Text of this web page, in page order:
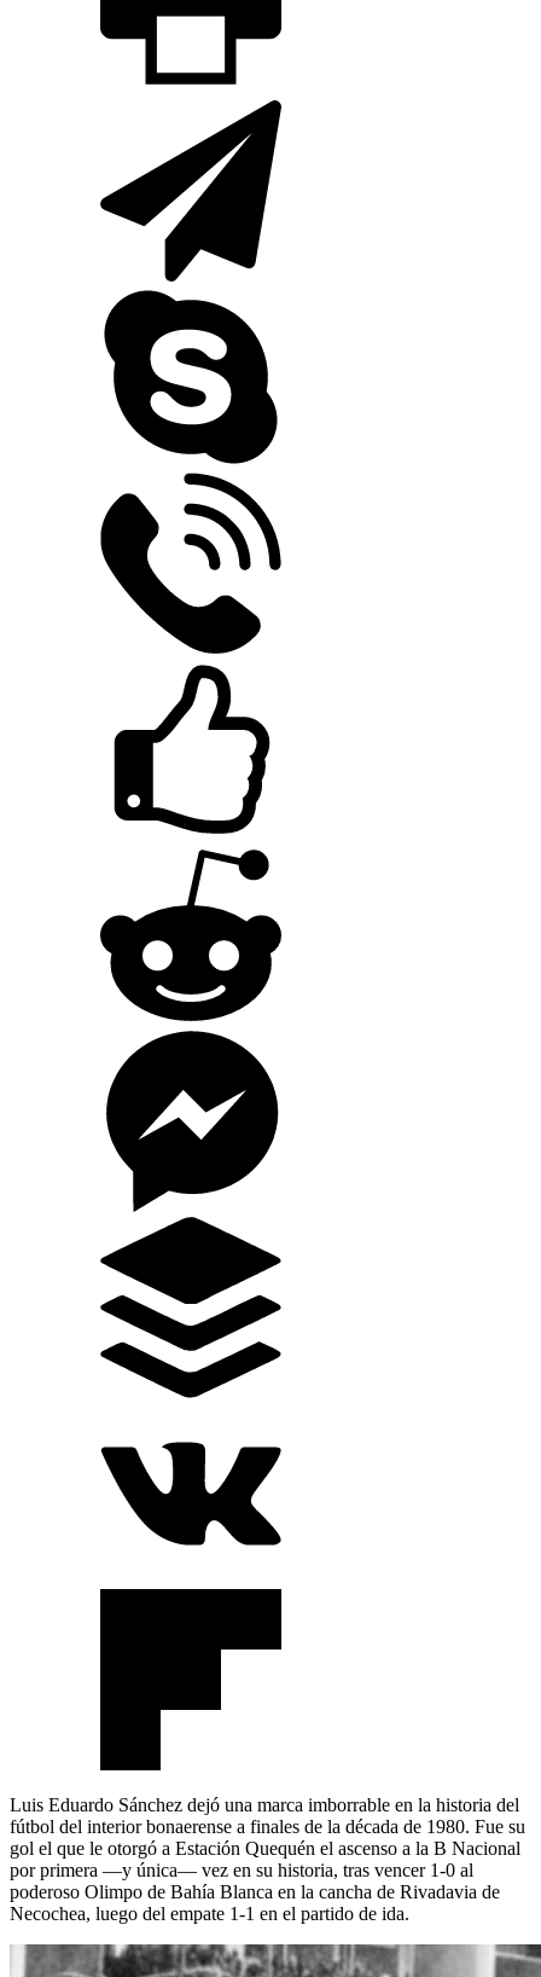
Luis Eduardo Sánchez dejó una marca imborrable en la historia del
fútbol del interior bonaerense a finales de la década de 1980. Fue su
gol el que le otorgó a Estación Quequén el ascenso a la B Nacional
por primera —y única— vez en su historia, tras vencer 1-0 al
poderoso Olimpo de Bahía Blanca en la cancha de Rivadavia de
Necochea, luego del empate 1-1 en el partido de ida.